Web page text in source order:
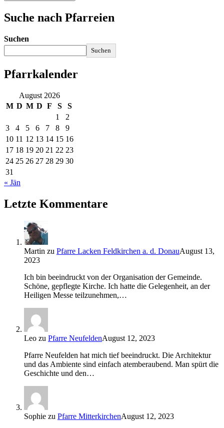
Suche nach Pfarreien
Suchen
Suchen
Pfarrkalender
August 2026
M D M D F S
S
1
2
3
4 5 6 7 8
9
10 11 12 13 14 15 16
17 18 19 20 21 22 23
24 25 26 27 28 29 30
31
« Jän
Letzte Kommentare
Martin zu Pfarre Lacken Feldkirchen a. d. DonauAugust 13,
2023
Ich bin beeindruckt von der Organisation der Gemeinde.
Schöne, gepflegte Kirche. Ich hatte die Gelegenheit, an der
Heiligen Messe teilzunehmen,…
Leo zu Pfarre NeufeldenAugust 12, 2023
Pfarre Neufelden hat mich tief beeindruckt. Die Architektur
und das Ambiente sind einfach atemberaubend. Man spürt die
Geschichte und den…
Sophie zu Pfarre MitterkirchenAugust 12, 2023